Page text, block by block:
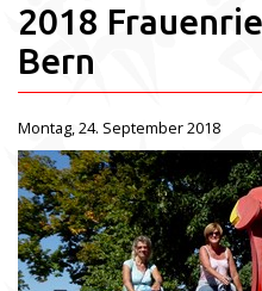
2018
Bern
Montag, 24. September 2018